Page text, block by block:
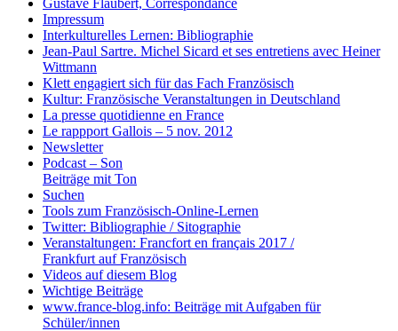
Impressum
Interkulturelles Lernen: Bibliographie
Jean-Paul Sartre. Michel Sicard et ses entretiens avec Heiner
Wittmann
Klett engagiert sich für das Fach Französisch
Kultur: Französische Veranstaltungen in Deutschland
La presse quotidienne en France
Le rappport Gallois – 5 nov. 2012
Newsletter
Podcast – Son
Beiträge mit Ton
Suchen
Tools zum Französisch-Online-Lernen
Twitter: Bibliographie / Sitographie
Veranstaltungen: Francfort en français 2017 /
Frankfurt auf Französisch
Videos auf diesem Blog
Wichtige Beiträge
www.france-blog.info: Beiträge mit Aufgaben für
Schüler/innen